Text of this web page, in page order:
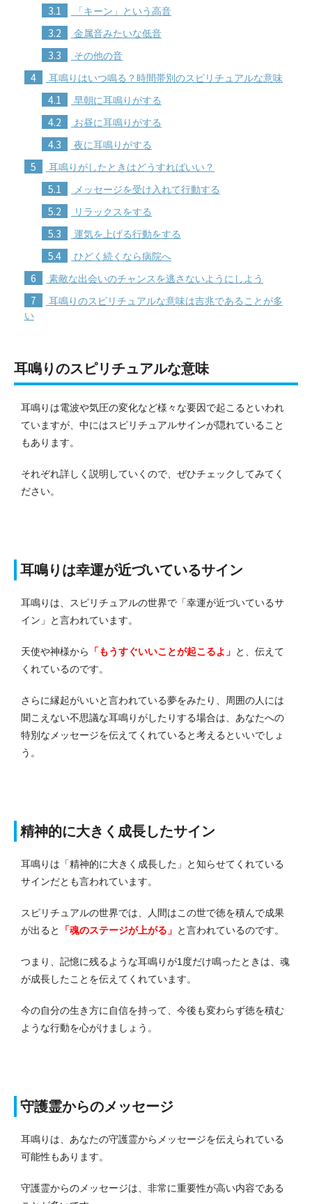
3.1 「キーン」という高音
3.2 金属音みたいな低音
3.3 その他の音
4 耳鳴りはいつ鳴る？時間帯別のスピリチュアルな意味
4.1 早朝に耳鳴りがする
4.2 お昼に耳鳴りがする
4.3 夜に耳鳴りがする
5 耳鳴りがしたときはどうすればいい？
5.1 メッセージを受け入れて行動する
5.2 リラックスをする
5.3 運気を上げる行動をする
5.4 ひどく続くなら病院へ
6 素敵な出会いのチャンスを逃さないようにしよう
7
耳鳴りのスピリチュアルな意味は吉兆であることが多
い
耳鳴りのスピリチュアルな意味
耳鳴りは電波や気圧の変化など様々な要因で起こるといわれ
ていますが、中にはスピリチュアルサインが隠れていること
もあります。
それぞれ詳しく説明していくので、ぜひチェックしてみてく
ださい。
耳鳴りは幸運が近づいているサイン
耳鳴りは、スピリチュアルの世界で「幸運が近づいているサ
イン」と言われています。
天使や神様から 「もうすぐいいことが起こるよ」 と、伝えて
くれているのです。
さらに縁起がいいと言われている夢をみたり、周囲の人には
聞こえない不思議な耳鳴りがしたりする場合は、あなたへの
特別なメッセージを伝えてくれていると考えるといいでしょ
う。
精神的に大きく成長したサイン
耳鳴りは「精神的に大きく成長した」と知らせてくれている
サインだとも言われています。
スピリチュアルの世界では、人間はこの世で徳を積んで成果
が出ると
「魂のステージが上がる」 と言われているのです。
つまり、記憶に残るような耳鳴りが1度だけ鳴ったときは、魂
が成長したことを伝えてくれています。
今の自分の生き方に自信を持って、今後も変わらず徳を積む
ような行動を心がけましょう。
守護霊からのメッセージ
耳鳴りは、あなたの守護霊からメッセージを伝えられている
可能性もあります。
守護霊からのメッセージは、非常に重要性が高い内容である